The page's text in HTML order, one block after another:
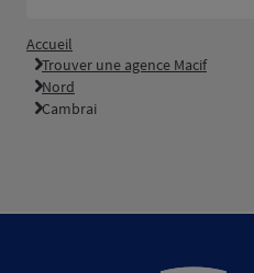
Accueil
Trouver une agence Macif
Nord
Cambrai